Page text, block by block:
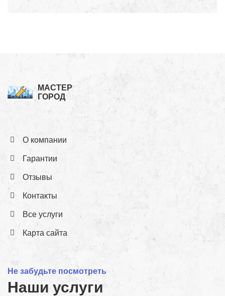
МАСТЕР
ГОРОД
О компании
Гарантии
Отзывы
Контакты
Все услуги
Карта сайта
Не забудьте посмотреть
Наши услуги